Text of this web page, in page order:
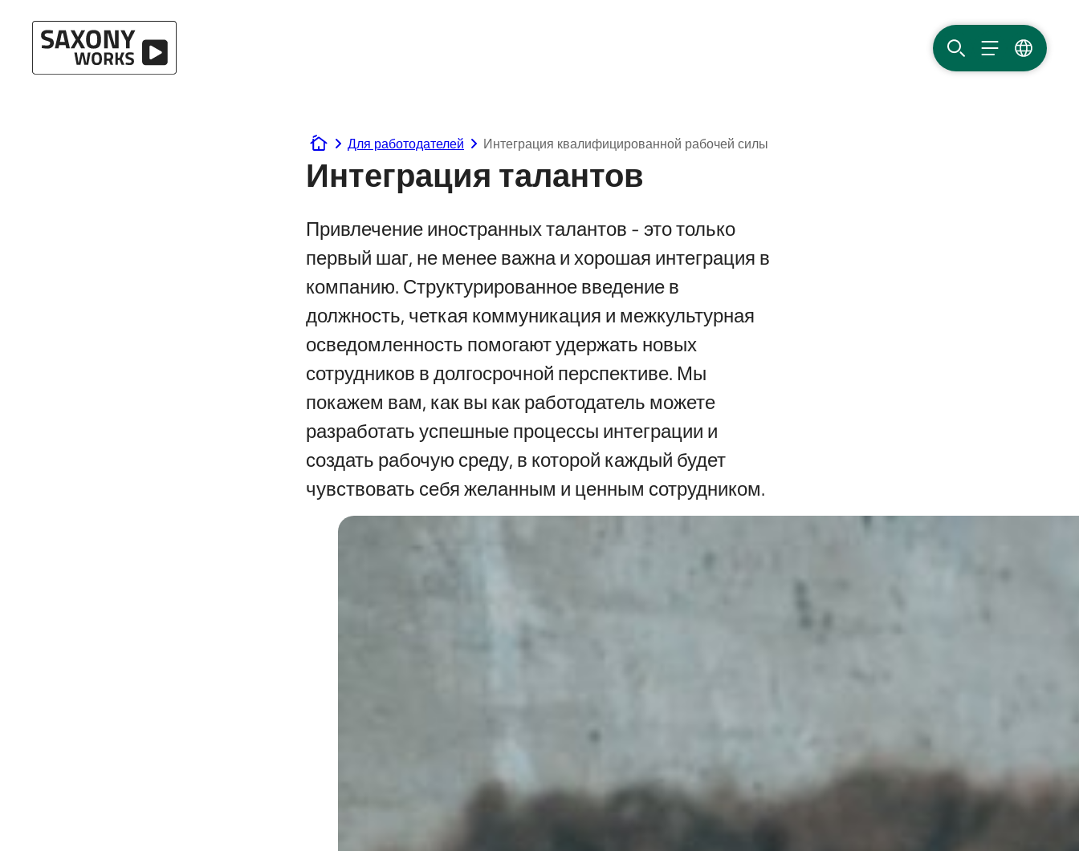
ПОИСКМЕНЮЯЗЫК
www.saxony-works.com
Для работодателей Интеграция квалифицированной рабочей силы
Интеграция талантов
Привлечение иностранных талантов - это только
первый шаг, не менее важна и хорошая интеграция в
компанию. Структурированное введение в
должность, четкая коммуникация и межкультурная
осведомленность помогают удержать новых
сотрудников в долгосрочной перспективе. Мы
покажем вам, как вы как работодатель можете
разработать успешные процессы интеграции и
создать рабочую среду, в которой каждый будет
чувствовать себя желанным и ценным сотрудником.